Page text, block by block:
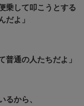
乗して叩こうとする
だよ」
普通の人たちだよ」
るから、